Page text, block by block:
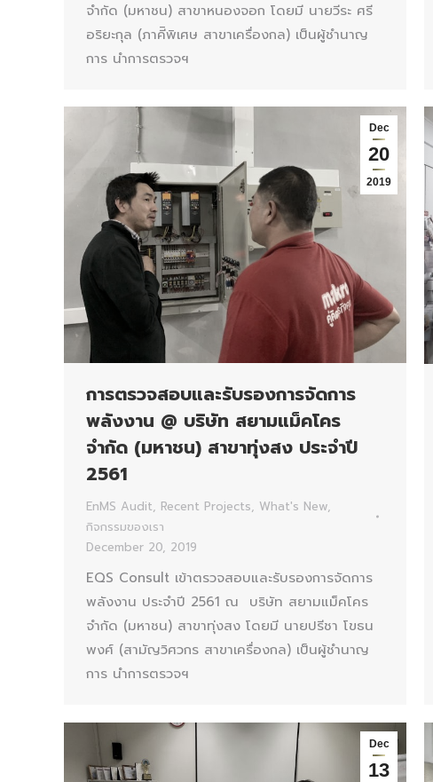
จำกัด (มหาชน) สาขาหนองจอก โดยมี นายวีระ ศรี
อริยะกุล (ภาคีิพิเศษ สาขาเครื่องกล) เป็นผู้ชำนาญ
การ นำการตรวจฯ
Dec
20
2019
การตรวจสอบและรับรองการจัดการ
พลังงาน @ บริษัท สยามแม็คโคร
จำกัด (มหาชน) สาขาทุ่งสง ประจำปี
2561
EnMS Audit, Recent Projects, What's New,
กิจกรรมของเรา
December 20, 2019
EQS Consult เข้าตรวจสอบและรับรองการจัดการ
พลังงาน ประจำปี 2561 ณ บริษัท สยามแม็คโคร
จำกัด (มหาชน) สาขาทุ่งสง โดยมี นายปรีชา โขธน
พงศ์ (สามัญวิศวกร สาขาเครื่องกล) เป็นผู้ชำนาญ
การ นำการตรวจฯ
Dec
13